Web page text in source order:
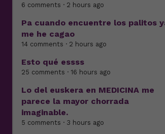
6 comments · 2 hours ago
Pa cuando encuentre los palitos
me he cagao
14 comments · 2 hours ago
Esto qué essss
25 comments · 16 hours ago
Lo del euskera en MEDICINA me
parece la mayor chorrada
imaginable.
5 comments · 3 hours ago